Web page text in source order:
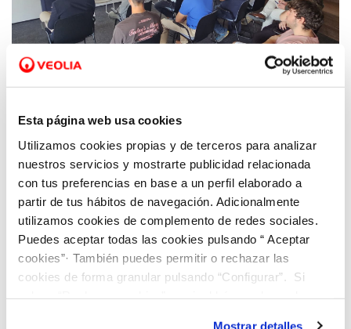
Esta página web usa cookies
Utilizamos cookies propias y de terceros para analizar
nuestros servicios y mostrarte publicidad relacionada
con tus preferencias en base a un perfil elaborado a
partir de tus hábitos de navegación. Adicionalmente
utilizamos cookies de complemento de redes sociales.
Puedes aceptar todas las cookies pulsando “ Aceptar
cookies”· También puedes permitir o rechazar las
cookies de forma granular pulsando “Configurar”. Si
Mostrar detalles
29 OCT 2025
Sostenibilidad en el que refleja su
compromiso con el medio ambiente y las
personas